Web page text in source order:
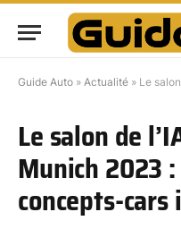
Guide Auto » Actualité » Le salon de
Le salon de
Munich 2023
concepts-